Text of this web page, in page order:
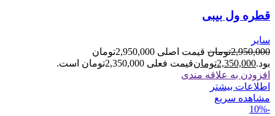
قطره ول بیبی
سایر
2,950,000تومان
قیمت اصلی 2,950,000تومان
بود.2,350,000تومانقیمت فعلی 2,350,000تومان است.
افزودن به علاقه مندی
اطلاعات بیشتر
مشاهده سریع
-10%